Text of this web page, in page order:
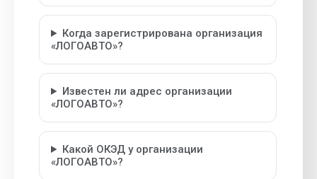
Когда зарегистрирована организация
«ЛОГОАВТО»?
Известен ли адрес организации
«ЛОГОАВТО»?
Какой ОКЭД у организации
«ЛОГОАВТО»?